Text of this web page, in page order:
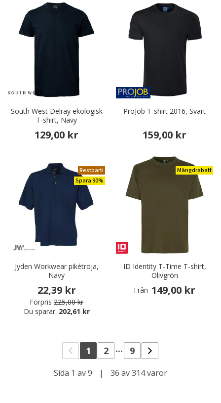
South West Delray ekologisk
T-shirt, Navy
129,00 kr
ProJob T-shirt 2016, Svart
159,00 kr
Restparti
Spara 90%
Jyden Workwear pikétröja,
Navy
22,39 kr
Förpris 225,00 kr
Du sparar: 202,61 kr
Mängdrabatt
ID Identity T-Time T-shirt,
Olivgrön
Från 149,00 kr
1 2 ... 9
Sida 1 av 9 | 36 av 314 varor